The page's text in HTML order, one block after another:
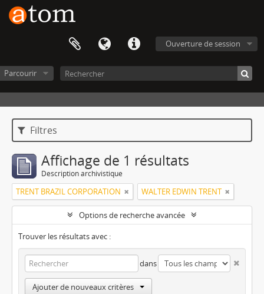
Ouverture de session
Parcourir
Filtres
Affichage de 1 résultats
Description archivistique
TRENT BRAZIL CORPORATION WALTER EDWIN TRENT
Options de recherche avancée
Trouver les résultats avec :
dans
Ajouter de nouveaux critères